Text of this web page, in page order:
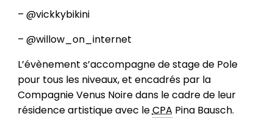
– @vickkybikini
– @willow_on_internet
L’évènement s’accompagne de stage de Pole
pour tous les niveaux, et encadrés par la
Compagnie Venus Noire dans le cadre de leur
résidence artistique avec leCPA Pina Bausch.